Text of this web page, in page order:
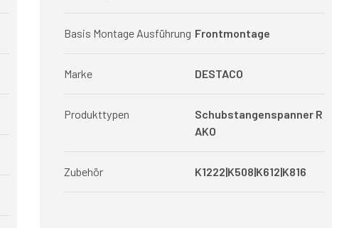
Basis Montage Ausführung Frontmontage
Marke DESTACO
Produkttypen
Schubstangenspanner R
AKO
Zubehör K1222|K508|K612|K816